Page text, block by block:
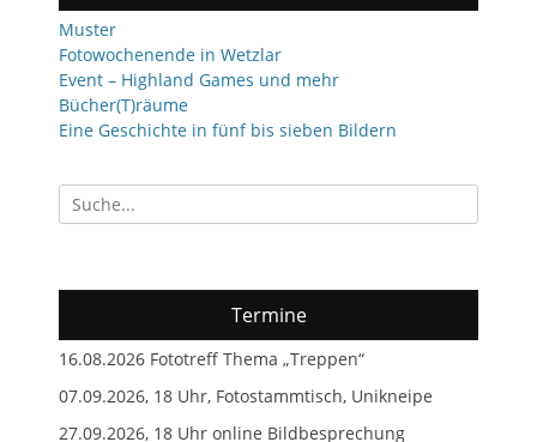
Muster
Fotowochenende in Wetzlar
Event – Highland Games und mehr
Bücher(T)räume
Eine Geschichte in fünf bis sieben Bildern
Suchen
nach:
Termine
16.08.2026 Fototreff Thema „Treppen“
07.09.2026, 18 Uhr, Fotostammtisch, Unikneipe
27.09.2026, 18 Uhr online Bildbesprechung